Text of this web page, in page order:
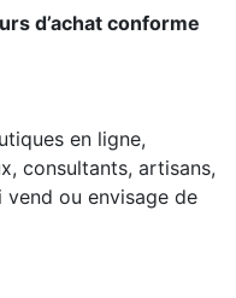
d’achat conforme
en ligne,
consultants, artisans,
ou envisage de